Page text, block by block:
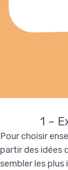
1 –
Pour choisir
partir des idées
sembler les